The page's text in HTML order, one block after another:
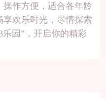
作方便，适合各年龄
欢乐时光，尽情探索
囩”，开启你的精彩